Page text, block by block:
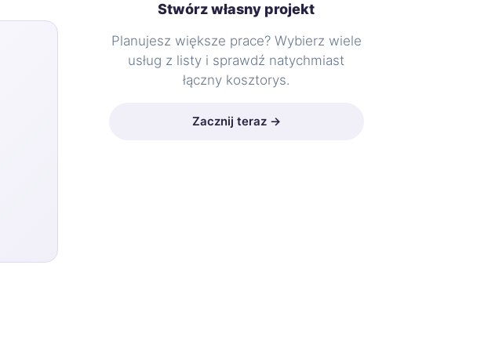
Stwórz własny projekt
Planujesz większe prace? Wybierz wiele
usług z listy i sprawdź natychmiast
łączny kosztorys.
Zacznij teraz →